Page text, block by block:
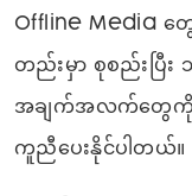
Offline Media
တည်းမှာ စုစည်းပြီ
အချက်အလက်တွေကို
ကူညီပေးနိုင်ပါတယ်။